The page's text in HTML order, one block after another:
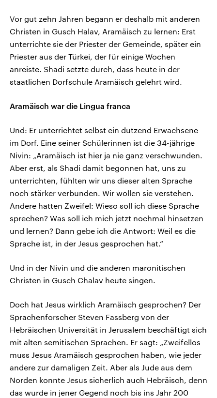
Vor gut zehn Jahren begann er deshalb mit anderen
Christen in Gusch Halav, Aramäisch zu lernen: Erst
unterrichte sie der Priester der Gemeinde, später ein
Priester aus der Türkei, der für einige Wochen
anreiste. Shadi setzte durch, dass heute in der
staatlichen Dorfschule Aramäisch gelehrt wird.
Aramäisch war die Lingua franca
Und: Er unterrichtet selbst ein dutzend Erwachsene
im Dorf. Eine seiner Schülerinnen ist die 34-jährige
Nivin: „Aramäisch ist hier ja nie ganz verschwunden.
Aber erst, als Shadi damit begonnen hat, uns zu
unterrichten, fühlten wir uns dieser alten Sprache
noch stärker verbunden. Wir wollen sie verstehen.
Andere hatten Zweifel: Wieso soll ich diese Sprache
sprechen? Was soll ich mich jetzt nochmal hinsetzen
und lernen? Dann gebe ich die Antwort: Weil es die
Sprache ist, in der Jesus gesprochen hat.“
Und in der Nivin und die anderen maronitischen
Christen in Gusch Chalav heute singen.
Doch hat Jesus wirklich Aramäisch gesprochen? Der
Sprachenforscher Steven Fassberg von der
Hebräischen Universität in Jerusalem beschäftigt sich
mit alten semitischen Sprachen. Er sagt: „Zweifellos
muss Jesus Aramäisch gesprochen haben, wie jeder
andere zur damaligen Zeit. Aber als Jude aus dem
Norden konnte Jesus sicherlich auch Hebräisch, denn
das wurde in jener Gegend noch bis ins Jahr 200